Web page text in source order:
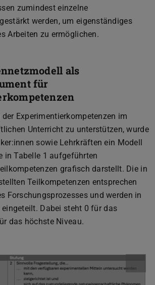
zumindest einzelne
werden, um eigenständiges
Arbeiten zu ermöglichen.
als
für
Experimentierkompetenzen im
Unterricht zu unterstützen, wurde
sowie Lehrkräften ein Modell
in Tabelle 1 aufgeführten
grafisch darstellt. Die in
Teilkompetenzen entsprechen
Forschungsprozesses und werden in
Dabei steht 0 für das
das höchste Niveau.